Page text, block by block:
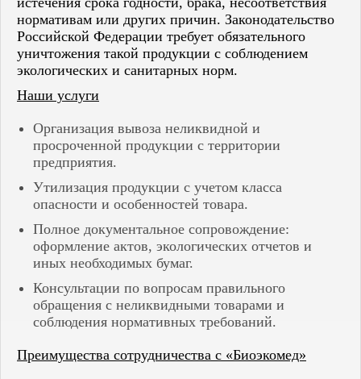
нормативам или других причин. Законодательство
Российской Федерации требует обязательного
уничтожения такой продукции с соблюдением
экологических и санитарных норм.
Наши услуги
Организация вывоза неликвидной и
просроченной продукции с территории
предприятия.
Утилизация продукции с учетом класса
опасности и особенностей товара.
Полное документальное сопровождение:
оформление актов, экологических отчетов и
иных необходимых бумаг.
Консультации по вопросам правильного
обращения с неликвидными товарами и
соблюдения нормативных требований.
Преимущества сотрудничества с «Биоэкомед»